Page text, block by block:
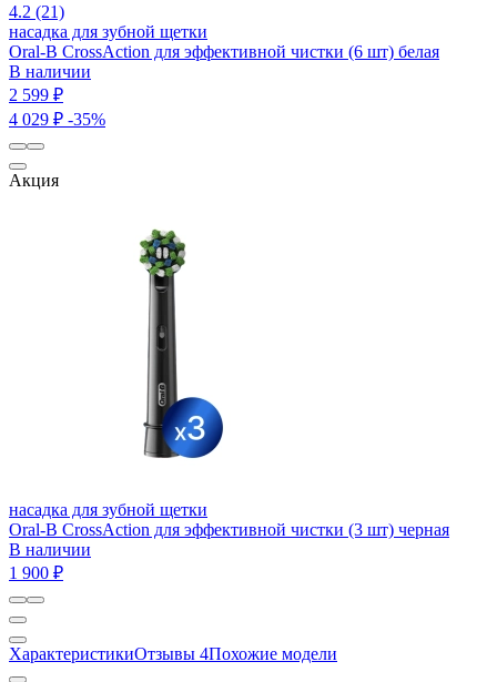
4.2 (21)
насадка для зубной щетки
Oral-B CrossAction для эффективной чистки (6 шт) белая
В наличии
2 599 ₽
4 029 ₽ -35%
Акция
насадка для зубной щетки
Oral-B CrossAction для эффективной чистки (3 шт) черная
В наличии
1 900 ₽
ХарактеристикиОтзывы 4Похожие модели